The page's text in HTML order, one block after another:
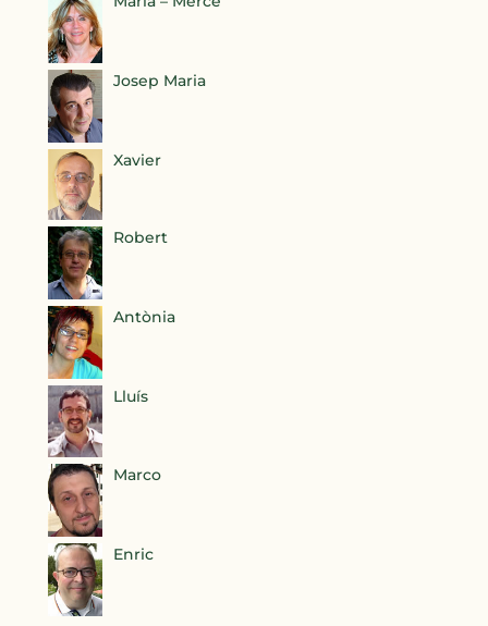
Josep Maria
Xavier
Robert
Antònia
Lluís
Marco
Enric